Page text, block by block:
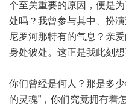
个至关重要的原因，便是
处吗？我曾参与其中、扮
尼罗河那特有的气息？亲
身处彼处。这正是我此刻想
你们曾经是何人？那是多
的灵魂”，你们究竟拥有着